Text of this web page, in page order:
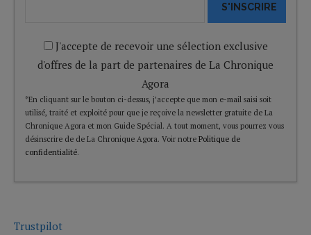
S'INSCRIRE
J'accepte de recevoir une sélection exclusive
d'offres de la part de partenaires de La Chronique
Agora
*En cliquant sur le bouton ci-dessus, j’accepte que mon e-mail saisi soit
utilisé, traité et exploité pour que je reçoive la newsletter gratuite de La
Chronique Agora et mon Guide Spécial. A tout moment, vous pourrez vous
désinscrire de de La Chronique Agora. Voir notre Politique de
confidentialité.
Trustpilot